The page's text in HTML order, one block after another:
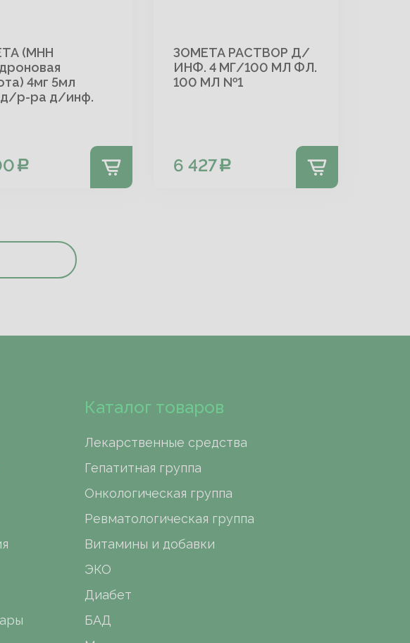
(МНН
4мг 5мл
р-ра д/инф.
ЗОМЕТА РАСТВОР Д/
ИНФ. 4 МГ/100 МЛ ФЛ.
100 МЛ №1
6 427
Каталог товаров
Лекарственные средства
Гепатитная группа
Онкологическая группа
Ревматологическая группа
Витамины и добавки
ЭКО
Диабет
БАД